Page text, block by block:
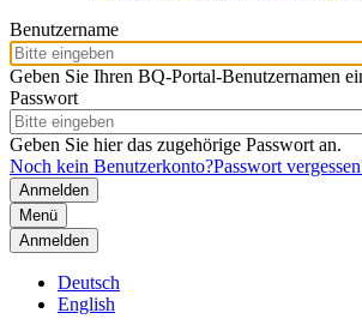
Benutzername
Geben Sie Ihren BQ-Portal-Benutzernamen
Passwort
Geben Sie hier das zugehörige Passwort an.
Noch kein Benutzerkonto?Passwort
Menü
Anmelden
Deutsch
English